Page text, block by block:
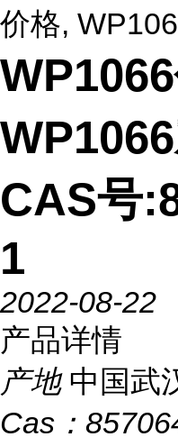
价格,
CAS号
1
2022-08-22
产品详情
产地 中国武
Cas：